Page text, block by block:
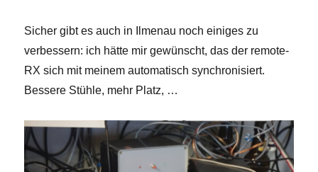
Sicher gibt es auch in Ilmenau noch einiges zu
verbessern: ich hätte mir gewünscht, das der remote-
RX sich mit meinem automatisch synchronisiert.
Bessere Stühle, mehr Platz, …